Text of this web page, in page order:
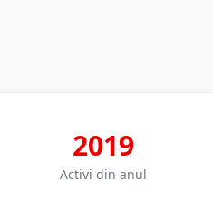
2019
Activi din anul